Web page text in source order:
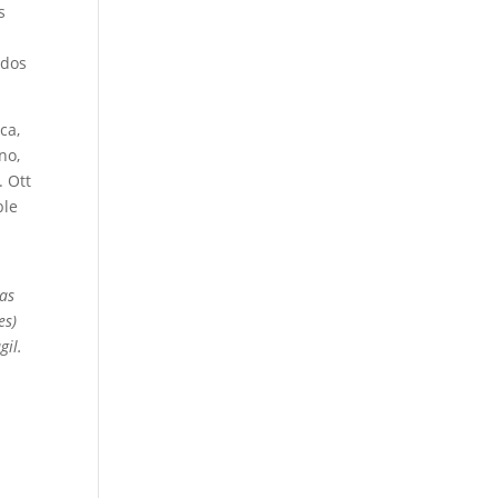
Ott